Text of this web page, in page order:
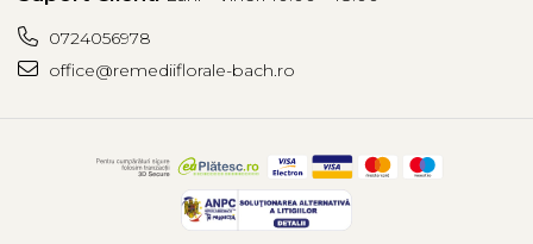
0724056978
office@remediiflorale-bach.ro